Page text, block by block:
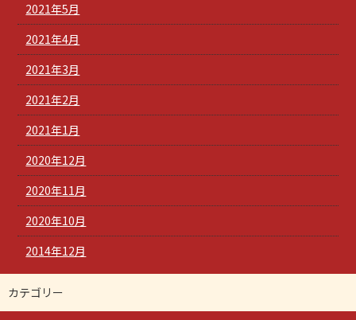
2021年5月
2021年4月
2021年3月
2021年2月
2021年1月
2020年12月
2020年11月
2020年10月
2014年12月
カテゴリー